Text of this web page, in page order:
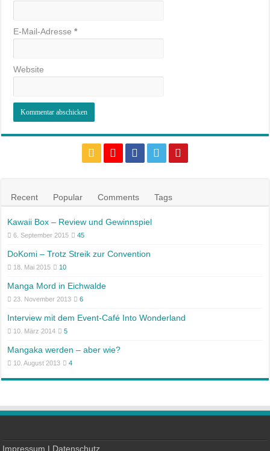
E-Mail-Adresse*
Website
Recent Popular Comments Tags
Kawaii Box – Review und Gewinnspiel
6. September 2015 45
DoKomi – Trotz Streik zur Convention
18. Mai 2015 10
Manga Mord in Eichwalde
23. November 2013 6
Interview mit dem Event-Café Into Wonderland
10. März 2014 5
Mangaka werden – aber wie?
10. August 2013 4
Impressum | Datenschutz